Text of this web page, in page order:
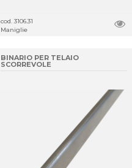
cod. 3106.31
Maniglie
BINARIO PER TELAIO
SCORREVOLE